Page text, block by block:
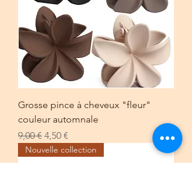
Grosse pince à cheveux "fleur"
couleur automnale
Prix original
9,00 € Prix promotionnel
4,50 €
Nouvelle collection